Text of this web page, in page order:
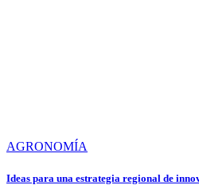
AGRONOMÍA
Ideas para una estrategia regional de